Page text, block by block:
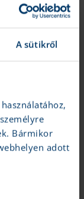
A sütikről
Bármikor
adott
kérdőjelek a